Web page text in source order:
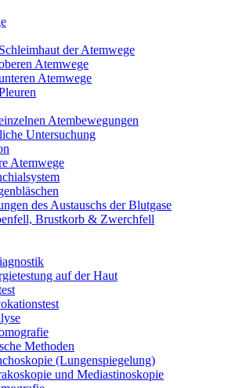
der Atemwege
Atemwege
Atemwege
Atembewegungen
Untersuchung
Atemwege
des Austauschs der Blutgase
Brustkorb & Zwerchfell
auf der Haut
Methoden
(Lungenspiegelung)
und Mediastinoskopie